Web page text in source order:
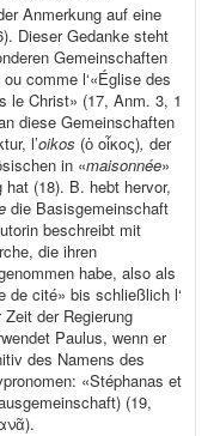
Anmerkung auf eine
Dieser Gedanke steht
Gemeinschaften
comme l‘«Église des
le Christ» (17, Anm. 3, 1
diese Gemeinschaften
l’oikos (ὁ οἶκος), der
in «maisonnée»
(18). B. hebt hervor,
die Basisgemeinschaft
beschreibt mit
die ihren
habe, also als
de cité» bis schließlich l‘
der Regierung
Paulus, wenn er
des Namens des
«Stéphanas et
(19,